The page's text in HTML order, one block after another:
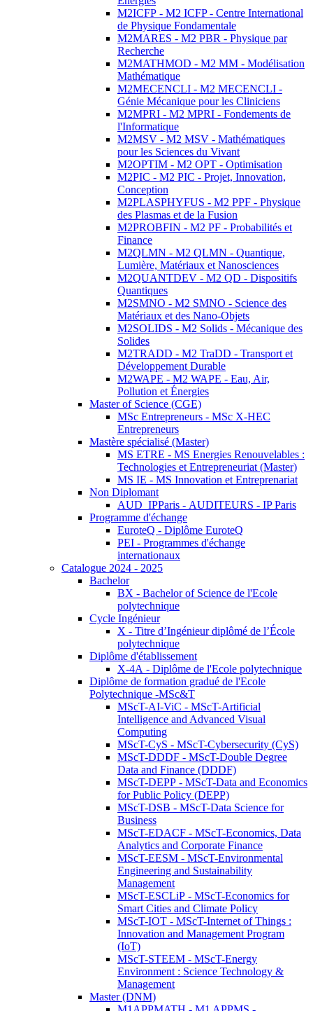
M2ICFP - M2 ICFP - Centre International
de Physique Fondamentale
M2MARES - M2 PBR - Physique par
Recherche
M2MATHMOD - M2 MM - Modélisation
Mathématique
M2MECENCLI - M2 MECENCLI -
Génie Mécanique pour les Cliniciens
M2MPRI - M2 MPRI - Fondements de
l'Informatique
M2MSV - M2 MSV - Mathématiques
pour les Sciences du Vivant
M2OPTIM - M2 OPT - Optimisation
M2PIC - M2 PIC - Projet, Innovation,
Conception
M2PLASPHYFUS - M2 PPF - Physique
des Plasmas et de la Fusion
M2PROBFIN - M2 PF - Probabilités et
Finance
M2QLMN - M2 QLMN - Quantique,
Lumière, Matériaux et Nanosciences
M2QUANTDEV - M2 QD - Dispositifs
Quantiques
M2SMNO - M2 SMNO - Science des
Matériaux et des Nano-Objets
M2SOLIDS - M2 Solids - Mécanique des
Solides
M2TRADD - M2 TraDD - Transport et
Développement Durable
M2WAPE - M2 WAPE - Eau, Air,
Pollution et Énergies
Master of Science (CGE)
MSc Entrepreneurs - MSc X-HEC
Entrepreneurs
Mastère spécialisé (Master)
MS ETRE - MS Energies Renouvelables :
Technologies et Entrepreneuriat (Master)
MS IE - MS Innovation et Entreprenariat
Non Diplomant
AUD_IPParis - AUDITEURS - IP Paris
Programme d'échange
EuroteQ - Diplôme EuroteQ
PEI - Programmes d'échange
internationaux
Catalogue 2024 - 2025
Bachelor
BX - Bachelor of Science de l'Ecole
polytechnique
Cycle Ingénieur
X - Titre d’Ingénieur diplômé de l’École
polytechnique
Diplôme d'établissement
X-4A - Diplôme de l'Ecole polytechnique
Diplôme de formation gradué de l'Ecole
Polytechnique -MSc&T
MScT-AI-ViC - MScT-Artificial
Intelligence and Advanced Visual
Computing
MScT-CyS - MScT-Cybersecurity (CyS)
MScT-DDDF - MScT-Double Degree
Data and Finance (DDDF)
MScT-DEPP - MScT-Data and Economics
for Public Policy (DEPP)
MScT-DSB - MScT-Data Science for
Business
MScT-EDACF - MScT-Economics, Data
Analytics and Corporate Finance
MScT-EESM - MScT-Environmental
Engineering and Sustainability
Management
MScT-ESCLiP - MScT-Economics for
Smart Cities and Climate Policy
MScT-IOT - MScT-Internet of Things :
Innovation and Management Program
(IoT)
MScT-STEEM - MScT-Energy
Environment : Science Technology &
Management
Master (DNM)